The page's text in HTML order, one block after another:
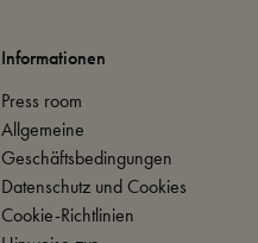
Informationen
Press room
Allgemeine
Geschäftsbedingungen
Datenschutz und Cookies
Cookie-Richtlinien